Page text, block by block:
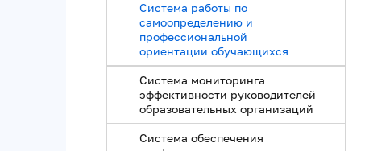
Система работы по
самоопределению и
профессиональной
ориентации обучающихся
Система мониторинга
эффективности руководителей
образовательных организаций
Система обеспечения